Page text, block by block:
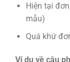
Hiện tại
mẫu)
Quá khứ
Ví dụ về câu